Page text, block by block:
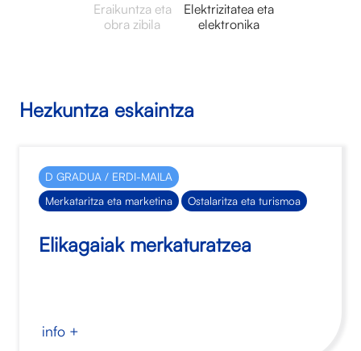
Eraikuntza eta
obra zibila
Elektrizitatea eta
elektronika
Hezkuntza eskaintza
D GRADUA / ERDI-MAILA
Merkataritza eta marketina
Ostalaritza eta turismoa
Elikagaiak merkaturatzea
info +